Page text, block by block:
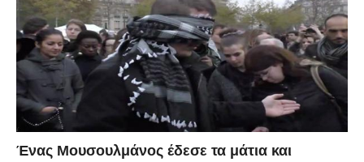
Ένας Μουσουλμάνος έδεσε τα μάτια και